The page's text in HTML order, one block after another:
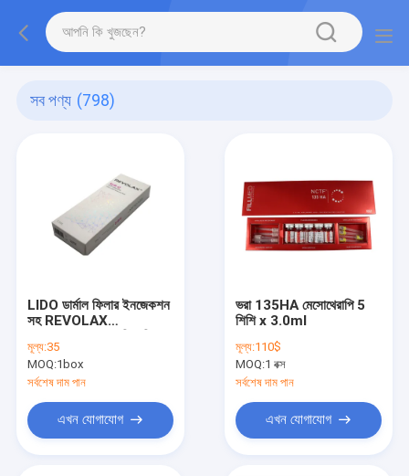
সব পণ্য (798)
LIDO ডার্মাল ফিলার ইনজেকশন
সহ REVOLAX
কোরিয়া
মূল্য:35
MOQ:1box
সর্বশেষ দাম পান
এখন যোগাযোগ
ভরা 135HA মেসোথেরাপি 5
শিশি x 3.0ml
মূল্য:110$
MOQ:1 বক্স
সর্বশেষ দাম পান
এখন যোগাযোগ